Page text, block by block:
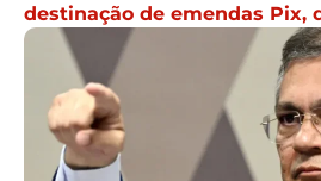
destinação de emendas Pix,